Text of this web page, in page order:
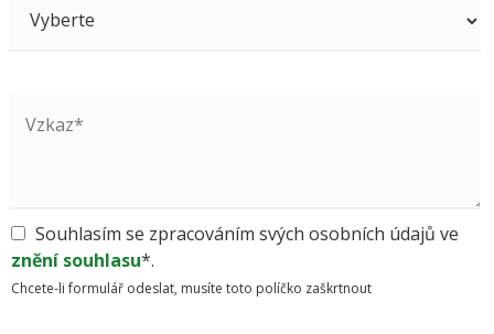
Souhlasím se zpracováním svých osobních údajů ve
znění souhlasu*.
Chcete-li formulář odeslat, musíte toto políčko zaškrtnout